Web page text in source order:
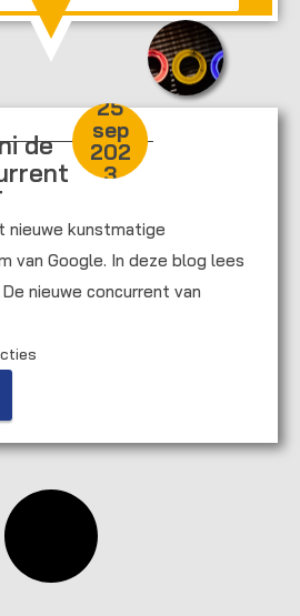
25
sep
202
3
de
nieuwe kunstmatige
van Google. In deze blog lees
nieuwe concurrent van